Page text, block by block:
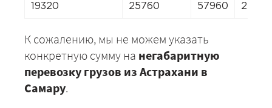
19320 25760 57960 25760
К сожалению, мы не можем указать
конкретную сумму на негабаритную
перевозку грузов из Астрахани в
Самару.